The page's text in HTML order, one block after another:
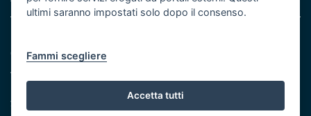
Cookie e privacy
Atti di notifica
Feed RSS
Servizi Intranet
ultimi saranno impostati solo dopo il consenso.
Fammi scegliere
Accetta tutti